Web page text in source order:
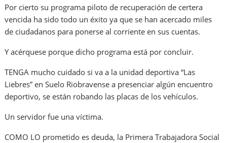
Por cierto su programa piloto de recuperación de certera
vencida ha sido todo un éxito ya que se han acercado miles
de ciudadanos para ponerse al corriente en sus cuentas.
Y acérquese porque dicho programa está por concluir.
TENGA mucho cuidado si va a la unidad deportiva “Las
Liebres” en Suelo Riobravense a presenciar algún encuentro
deportivo, se están robando las placas de los vehículos.
Un servidor fue una víctima.
COMO LO prometido es deuda, la Primera Trabajadora Social